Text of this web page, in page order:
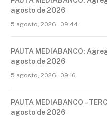
agosto de 2026
5 agosto, 2026 - 09:44
PAUTA MEDIABANCO:
agosto de 2026
5 agosto, 2026 - 09:16
PAUTA MEDIABANCO –
agosto de 2026